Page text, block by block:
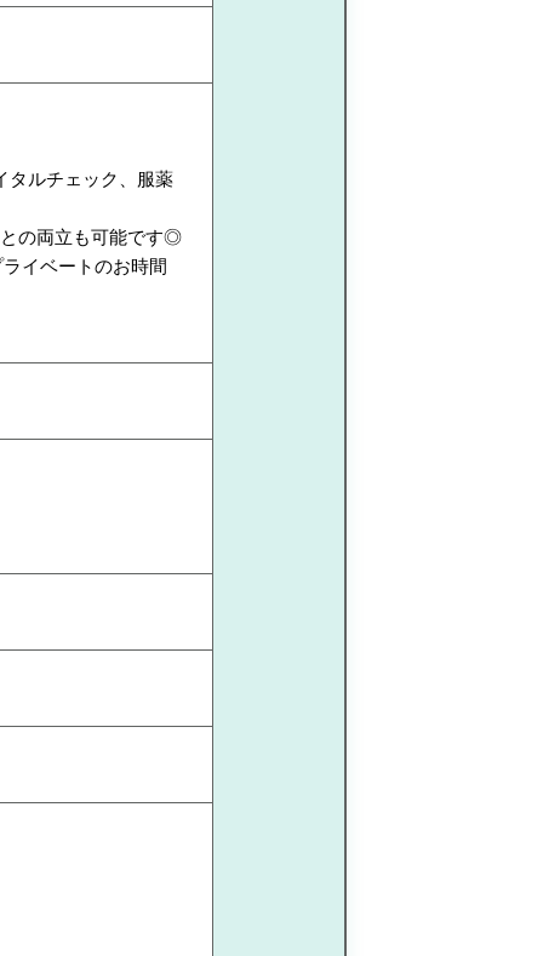
タルチェック、服薬
の両立も可能です◎
イベートのお時間